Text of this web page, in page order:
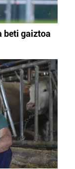
beti gaiztoa